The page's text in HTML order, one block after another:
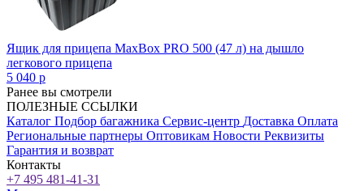
Ящик для прицепа MaxBox PRO 500 (47 л) на дышло
легкового прицепа
5 040 p
Ранее вы смотрели
ПОЛЕЗНЫЕ ССЫЛКИ
Каталог Подбор багажника Сервис-центр Доставка Оплата
Региональные партнеры Оптовикам Новости Реквизиты
Гарантия и возврат
Контакты
+7 495 481-41-31